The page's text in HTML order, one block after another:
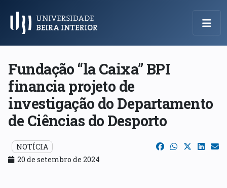
Menu Principal
Fundação “la Caixa” BPI
financia projeto de
investigação do Departamento
de Ciências do Desporto
NOTÍCIA
20 de setembro de 2024